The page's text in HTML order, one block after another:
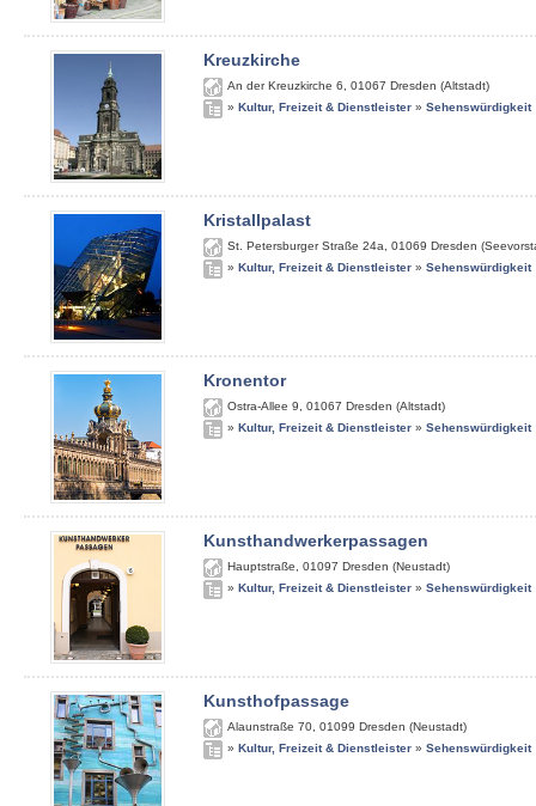
Kreuzkirche
An der Kreuzkirche 6 01067 Dresden (Altstadt)
» Kultur, Freizeit & Dienstleister » Sehenswürdigkeit
Kristallpalast
St. Petersburger Straße 24a 01069 Dresden
» Kultur, Freizeit & Dienstleister » Sehenswürdigkeit
Kronentor
Ostra-Allee 9 01067 Dresden (Altstadt)
» Kultur, Freizeit & Dienstleister » Sehenswürdigkeit
Kunsthandwerkerpassagen
Hauptstraße 01097 Dresden (Neustadt)
» Kultur, Freizeit & Dienstleister » Sehenswürdigkeit
Kunsthofpassage
Alaunstraße 70 01099 Dresden (Neustadt)
» Kultur, Freizeit & Dienstleister » Sehenswürdigkeit